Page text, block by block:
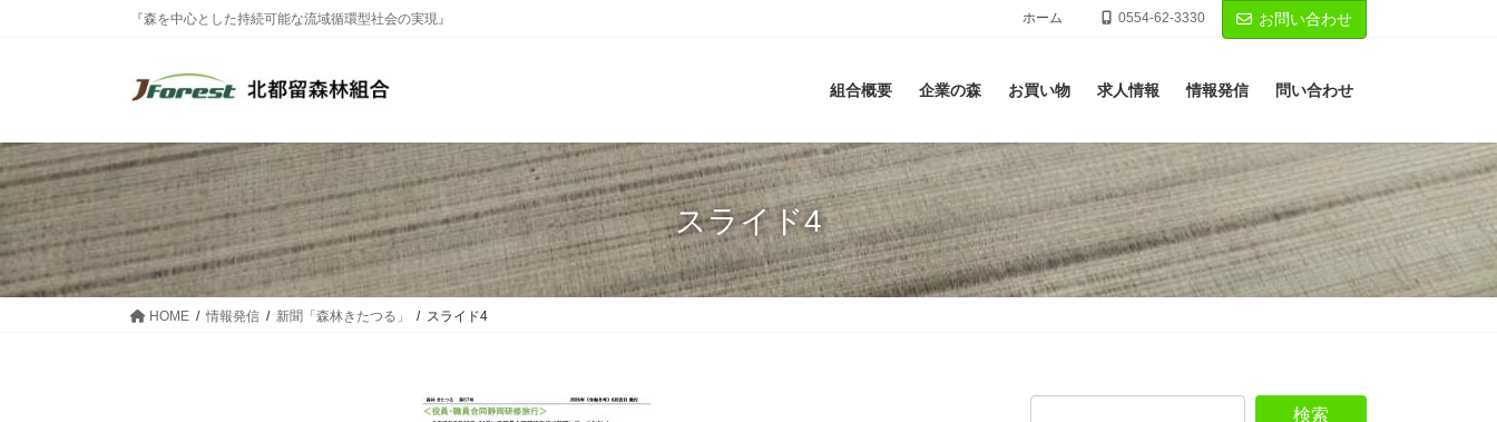
に
移
動
ョ
ン
に
移
動
『森を中心とした持続可能な流域循環型社会の実現』 ホーム 0554-62-3330 お問い合わせ
組合概要 企業の森 お買い物 求人情報 情報発信 問い合わせ
スライド4
HOME 情報発信 新聞「森林きたつる」 スライド4